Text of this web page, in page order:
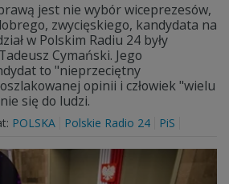
jest nie wybór wiceprezesów,
zwycięskiego, kandydata na
w Polskim Radiu 24 były
Cymański. Jego
to "nieprzeciętny
opinii i człowiek "wielu
się do ludzi.
POLSKA Polskie Radio 24 PiS